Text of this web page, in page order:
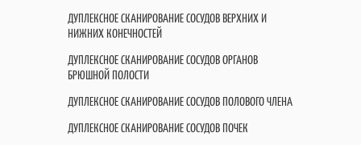
ДУПЛЕКСНОЕ СКАНИРОВАНИЕ СОСУДОВ ВЕРХНИХ И
НИЖНИХ КОНЕЧНОСТЕЙ
ДУПЛЕКСНОЕ СКАНИРОВАНИЕ СОСУДОВ ОРГАНОВ
БРЮШНОЙ ПОЛОСТИ
ДУПЛЕКСНОЕ СКАНИРОВАНИЕ СОСУДОВ ПОЛОВОГО ЧЛЕНА
ДУПЛЕКСНОЕ СКАНИРОВАНИЕ СОСУДОВ ПОЧЕК